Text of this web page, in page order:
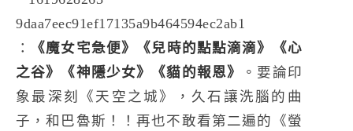
：
《魔女宅急便》《兒時的點點滴滴》《心
之谷》《神隱少女》《貓的報恩》
。要論印
象最深刻《天空之城》，久石讓洗腦的曲
子，和巴魯斯！！再也不敢看第二遍的《螢